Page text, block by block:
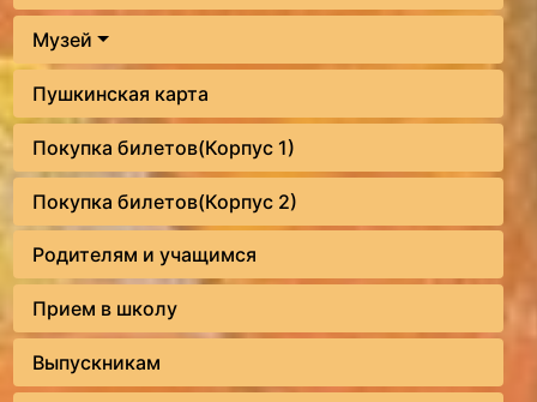
Музей
Пушкинская карта
Покупка билетов(Корпус 1)
Покупка билетов(Корпус 2)
Родителям и учащимся
Прием в школу
Выпускникам